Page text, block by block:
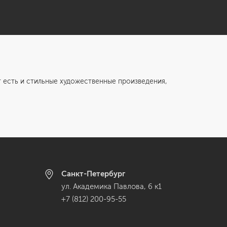
и стильные художественные произведения,
Санкт-Петербург
ул. Академика Павлова, 6 к1
+7 (812) 200-95-55